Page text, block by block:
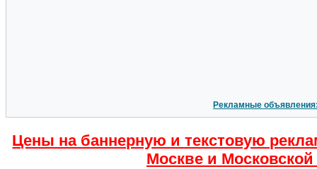
Рекламные
Цены на баннерную и текстовую
Москве и Московской